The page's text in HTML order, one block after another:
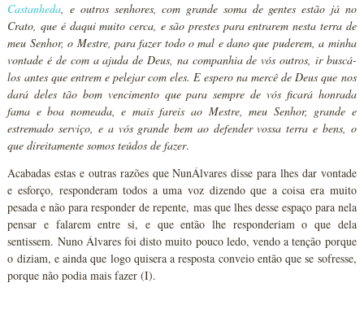
Castanheda, e outros senhores, com grande soma de gentes estão já no
Crato, que é daqui muito cerca, e são prestes para entrarem nesta terra de
meu Senhor, o Mestre, para fazer todo o mal e dano que puderem, a minha
vontade é de com a ajuda de Deus, na companhia de vós outros, ir buscá-
los antes que entrem e pelejar com eles. E espero na mercê de Deus que nos
dará deles tão bom vencimento que para sempre de vós ficará honrada
fama e boa nomeada, e mais fareis ao Mestre, meu Senhor, grande e
estremado serviço, e a vós grande bem ao defender vossa terra e bens, o
que direitamente somos teúdos de fazer.
Acabadas estas e outras razões que NunÁlvares disse para lhes dar vontade
e esforço, responderam todos a uma voz dizendo que a coisa era muito
pesada e não para responder de repente, mas que lhes desse espaço para nela
pensar e falarem entre si, e que então lhe responderiam o que dela
sentissem. Nuno Álvares foi disto muito pouco ledo, vendo a tenção porque
o diziam, e ainda que logo quisera a resposta conveio então que se sofresse,
porque não podia mais fazer (I).